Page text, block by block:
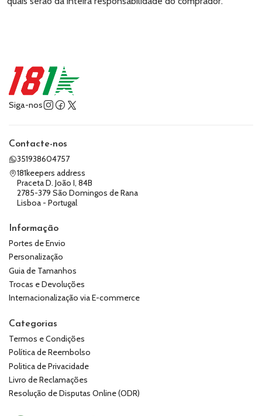
Siga-nos
Contacte-nos
351938604757
181keepers address
Praceta D. João I, 84B
2785-379 São Domingos de Rana
Lisboa - Portugal
Informação
Portes de Envio
Personalização
Guia de Tamanhos
Trocas e Devoluções
Internacionalização via E-commerce
Categorias
Termos e Condições
Política de Reembolso
Politica de Privacidade
Livro de Reclamações
Resolução de Disputas Online (ODR)